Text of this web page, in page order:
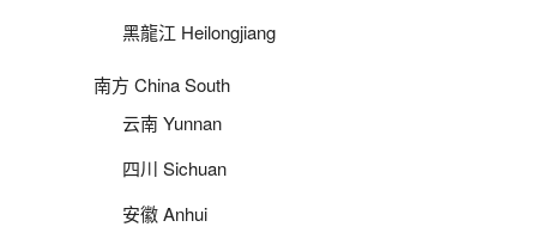
黑龍江 Heilongjiang
南方 China South
云南 Yunnan
四川 Sichuan
安徽 Anhui